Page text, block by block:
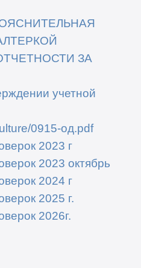
ЗА
учетной
0915-од.pdf
2023 г
2023 октябрь
2024 г
2025 г.
2026г.